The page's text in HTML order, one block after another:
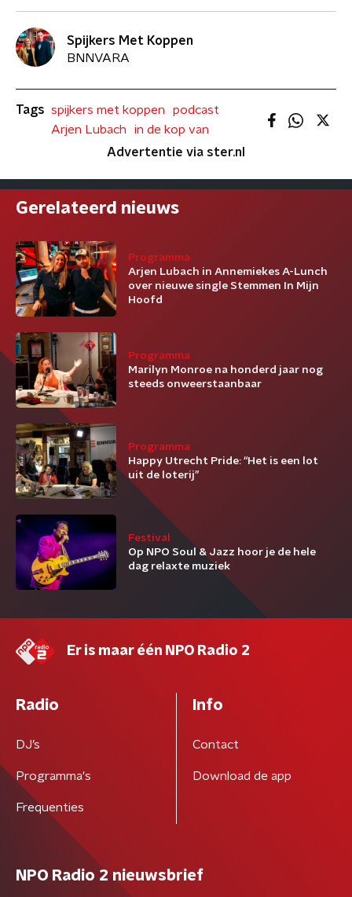
Spijkers Met Koppen
BNNVARA
Tags spijkers met koppen
podcast
Arjen Lubach
in de kop van
Advertentie via ster.nl
Gerelateerd nieuws
Programma
Arjen Lubach in Annemiekes A-Lunch
over nieuwe single Stemmen In Mijn
Hoofd
Programma
Marilyn Monroe na honderd jaar nog
steeds onweerstaanbaar
Programma
Happy Utrecht Pride: “Het is een lot
uit de loterij”
Festival
Op NPO Soul & Jazz hoor je de hele
dag relaxte muziek
Er is maar één NPO Radio 2
Radio
DJ’s
Programma's
Frequenties
Info
Contact
Download de app
NPO Radio 2 nieuwsbrief